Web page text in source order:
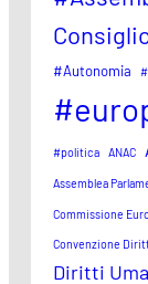
#Autonomia
#politica ANAC
Assemblea
Commissione
Convenzione
Diritti